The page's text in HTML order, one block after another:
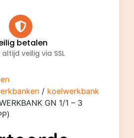
betalen
veilig via SSL
/ koelwerkbank
GN 1/1 – 3